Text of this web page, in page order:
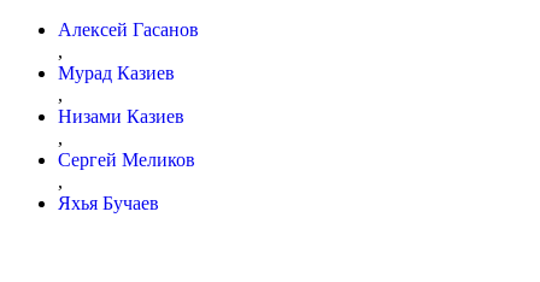
Алексей Гасанов
,
Мурад Казиев
,
Низами Казиев
,
Сергей Меликов
,
Яхья Бучаев